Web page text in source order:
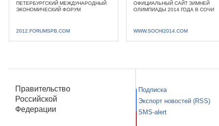
ПЕТЕРБУРГСКИЙ МЕЖДУНАРОДНЫЙ
ЭКОНОМИЧЕСКИЙ ФОРУМ
2012.FORUMSPB.COM
ОФИЦИАЛЬНЫЙ САЙТ ЗИМНЕЙ
ОЛИМПИАДЫ 2014 ГОДА В СОЧИ
WWW.SOCHI2014.COM
Правительство
Российской
Федерации
Подписка
Экспорт новостей (RSS)
SMS-alert